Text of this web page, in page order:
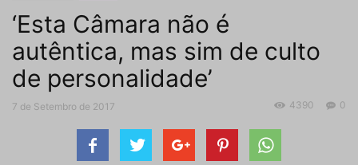
‘Esta Câmara não é
autêntica, mas sim de culto
de personalidade’
7 de Setembro de 2017 0
4390